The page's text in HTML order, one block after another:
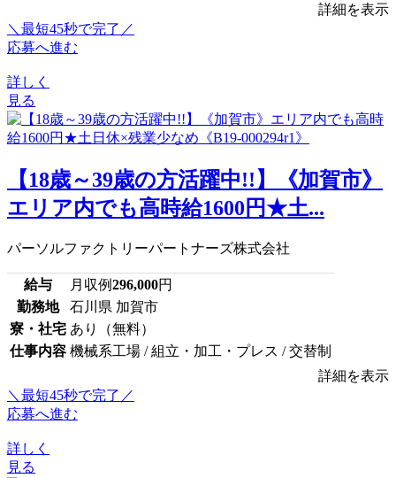
詳細を表示
＼最短45秒で完了／
応募へ進む
詳しく
見る
【18歳～39歳の方活躍中!!】《加賀市》
エリア内でも高時給1600円★土...
パーソルファクトリーパートナーズ株式会社
給与 月収例296,000円
勤務地
石川県 加賀市
寮・社宅 あり（無料）
仕事内容 機械系工場 / 組立・加工・プレス / 交替制
詳細を表示
＼最短45秒で完了／
応募へ進む
詳しく
見る